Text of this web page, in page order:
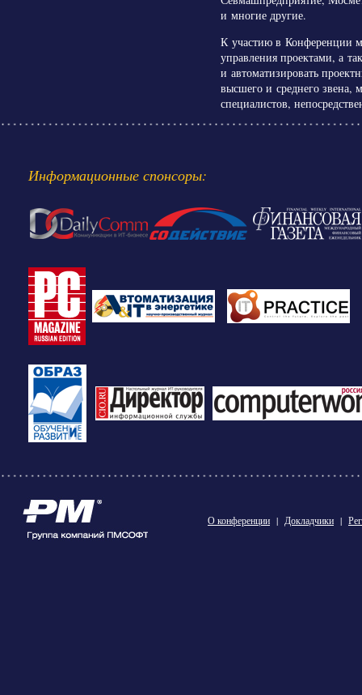
и многие другие.
К участию в Конференции
управления проектами, а
и автоматизировать
высшего и среднего звена,
специалистов,
Информационные спонсоры:
О конференции | Докладчики |